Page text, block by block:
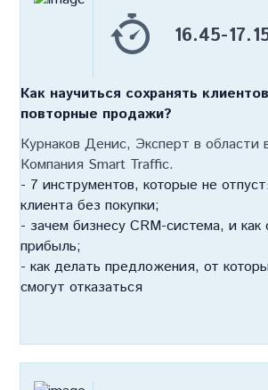
16.45-
Как научиться сохранять
повторные продажи?
Курнаков Денис, Эксперт в области
Компания Smart Traffic.
- 7 инструментов, которые не
клиента без покупки;
- зачем бизнесу CRM-система, и как
прибыль;
- как делать предложения, от
смогут отказаться